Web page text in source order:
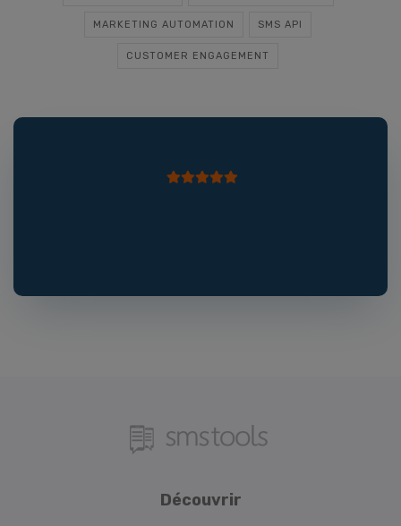
MARKETING AUTOMATION SMS API
CUSTOMER ENGAGEMENT
Découvrir